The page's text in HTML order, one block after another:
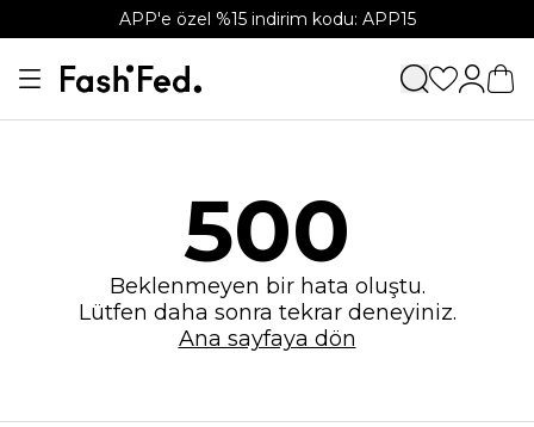
APP'e özel %15 indirim kodu: APP15
500
Beklenmeyen bir hata oluştu.
Lütfen daha sonra tekrar deneyiniz.
Ana sayfaya dön